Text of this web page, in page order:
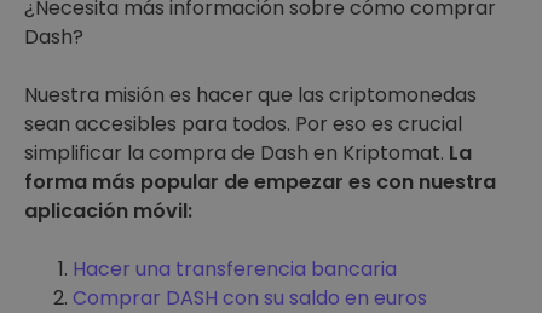
¿Necesita más información sobre cómo comprar
Dash?
Nuestra misión es hacer que las criptomonedas
sean accesibles para todos. Por eso es crucial
simplificar la compra de Dash en Kriptomat. La
forma más popular de empezar es con nuestra
aplicación móvil:
Hacer una transferencia bancaria
Comprar DASH con su saldo en euros